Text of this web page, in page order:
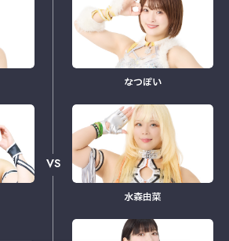
VS
なつぽい
水森由菜